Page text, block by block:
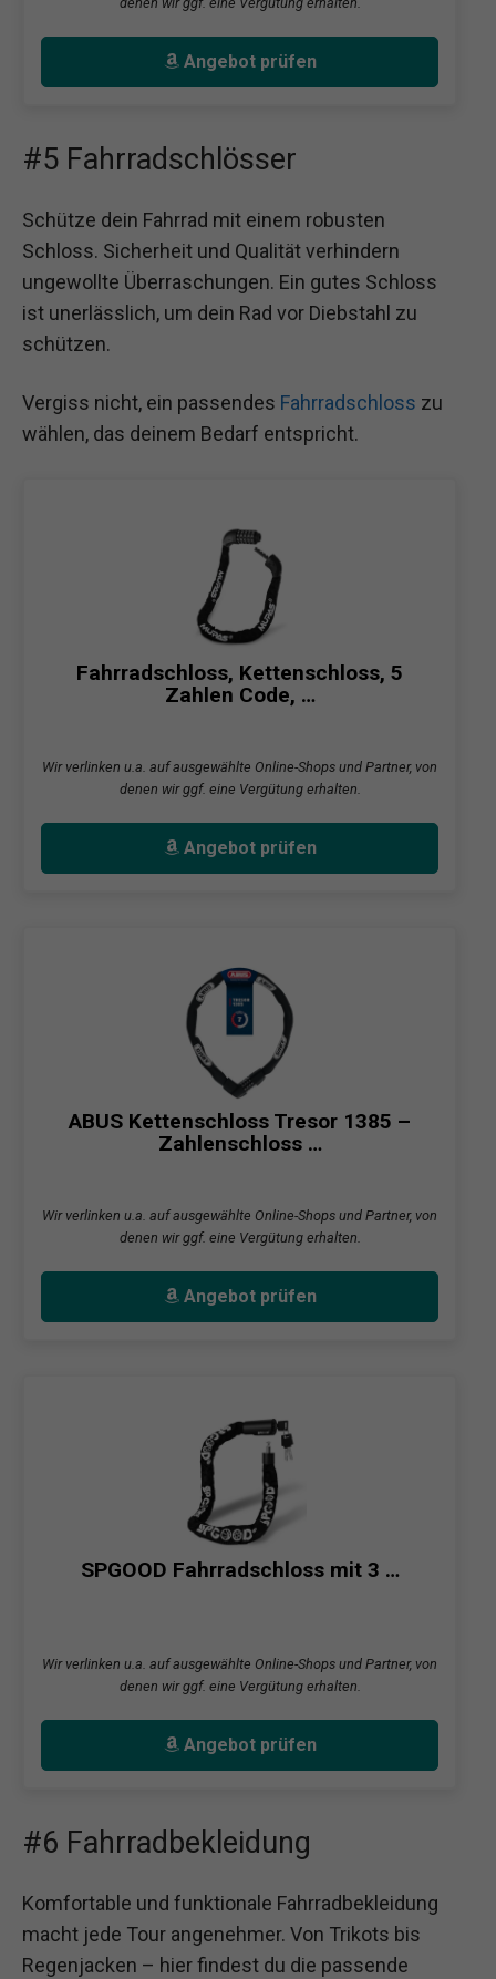
Angebot prüfen
#5 Fahrradschlösser
Schütze dein Fahrrad mit einem robusten
Schloss. Sicherheit und Qualität verhindern
ungewollte Überraschungen. Ein gutes Schloss
ist unerlässlich, um dein Rad vor Diebstahl zu
schützen.
Vergiss nicht, ein passendes Fahrradschloss zu
wählen, das deinem Bedarf entspricht.
Fahrradschloss, Kettenschloss, 5
Zahlen Code, …
Wir verlinken u.a. auf ausgewählte Online-Shops und Partner, von
denen wir ggf. eine Vergütung erhalten.
Angebot prüfen
ABUS Kettenschloss Tresor 1385 –
Zahlenschloss …
Wir verlinken u.a. auf ausgewählte Online-Shops und Partner, von
denen wir ggf. eine Vergütung erhalten.
Angebot prüfen
SPGOOD Fahrradschloss mit 3 …
Wir verlinken u.a. auf ausgewählte Online-Shops und Partner, von
denen wir ggf. eine Vergütung erhalten.
Angebot prüfen
#6 Fahrradbekleidung
Komfortable und funktionale Fahrradbekleidung
macht jede Tour angenehmer. Von Trikots bis
Regenjacken – hier findest du die passende